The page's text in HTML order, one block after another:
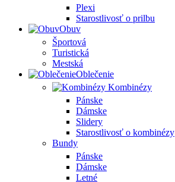
Plexi
Starostlivosť o prilbu
Obuv
Športová
Turistická
Mestská
Oblečenie
Kombinézy
Pánske
Dámske
Slidery
Starostlivosť o kombinézy
Bundy
Pánske
Dámske
Letné